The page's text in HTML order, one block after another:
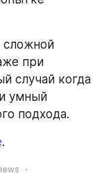
сложной
при
случай когда
умный
подхода.
.